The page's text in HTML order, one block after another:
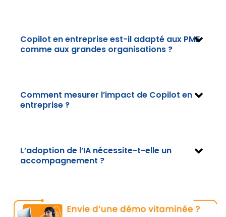
Copilot en entreprise est-il adapté aux PME
comme aux grandes organisations ?
Comment mesurer l’impact de Copilot en
entreprise ?
L’adoption de l’IA nécessite-t-elle un
accompagnement ?